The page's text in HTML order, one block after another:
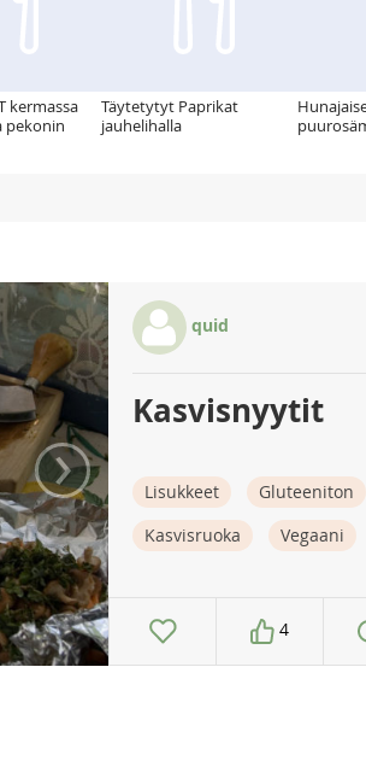
kermassa
pekonin
Täytetytyt Paprikat
jauhelihalla
›
quid
Kasvisnyytit
Lisukkeet Gluteeniton
Kasvisruoka
Vegaani
4